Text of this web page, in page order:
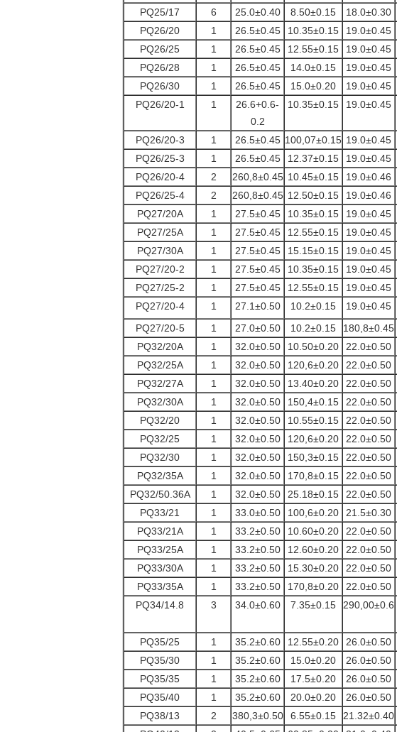
PQ25/17
6 25.0±0.40 8.50±0.15 18.0±0.30
PQ26/20
1 26.5±0.45 10.35±0.15 19.0±0.45
PQ26/25
1 26.5±0.45 12.55±0.15 19.0±0.45
PQ26/28
1 26.5±0.45 14.0±0.15 19.0±0.45
PQ26/30
1 26.5±0.45 15.0±0.20 19.0±0.45
PQ26/20-1
1
26.6+0.6-
0.2
10.35±0.15 19.0±0.45
PQ26/20-3 1 26.5±0.45 100,07±0.15 19.0±0.45
PQ26/25-3
1 26.5±0.45 12.37±0.15 19.0±0.45
PQ26/20-4
2 260,8±0.45 10.45±0.15 19.0±0.46
PQ26/25-4
2 260,8±0.45 12.50±0.15 19.0±0.46
PQ27/20A
1 27.5±0.45 10.35±0.15 19.0±0.45
PQ27/25A
1 27.5±0.45 12.55±0.15 19.0±0.45
PQ27/30A
1 27.5±0.45 15.15±0.15 19.0±0.45
PQ27/20-2
1 27.5±0.45 10.35±0.15 19.0±0.45
PQ27/25-2
1 27.5±0.45 12.55±0.15 19.0±0.45
PQ27/20-4
1 27.1±0.50 10.2±0.15 19.0±0.45
PQ27/20-5
1 27.0±0.50 10.2±0.15 180,8±0.45
PQ32/20A
1 32.0±0.50 10.50±0.20 22.0±0.50
PQ32/25A
1 32.0±0.50 120,6±0.20 22.0±0.50
PQ32/27A
1 32.0±0.50 13.40±0.20 22.0±0.50
PQ32/30A
1 32.0±0.50 150,4±0.15 22.0±0.50
PQ32/20
1 32.0±0.50 10.55±0.15 22.0±0.50
PQ32/25
1 32.0±0.50 120,6±0.20 22.0±0.50
PQ32/30
1 32.0±0.50 150,3±0.15 22.0±0.50
PQ32/35A
1 32.0±0.50 170,8±0.15 22.0±0.50
PQ32/50.36A
1 32.0±0.50 25.18±0.15 22.0±0.50
PQ33/21
1 33.0±0.50 100,6±0.20 21.5±0.30
PQ33/21A
1 33.2±0.50 10.60±0.20 22.0±0.50
PQ33/25A
1 33.2±0.50 12.60±0.20 22.0±0.50
PQ33/30A
1 33.2±0.50 15.30±0.20 22.0±0.50
PQ33/35A
1 33.2±0.50 170,8±0.20 22.0±0.50
PQ34/14.8
3 34.0±0.60 7.35±0.15 290,00±0.6
PQ35/25
1 35.2±0.60 12.55±0.20 26.0±0.50
PQ35/30
1 35.2±0.60 15.0±0.20 26.0±0.50
PQ35/35
1 35.2±0.60 17.5±0.20 26.0±0.50
PQ35/40
1 35.2±0.60 20.0±0.20 26.0±0.50
PQ38/13
2 380,3±0.50 6.55±0.15 21.32±0.40